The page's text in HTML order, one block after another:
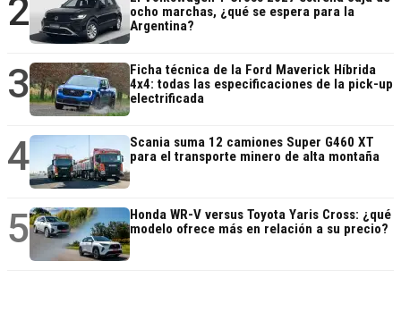
2
ocho marchas, ¿qué se espera para la
Argentina?
3
Ficha técnica de la Ford Maverick Híbrida
4x4: todas las especificaciones de la pick-up
electrificada
4
Scania suma 12 camiones Super G460 XT
para el transporte minero de alta montaña
5
Honda WR-V versus Toyota Yaris Cross: ¿qué
modelo ofrece más en relación a su precio?